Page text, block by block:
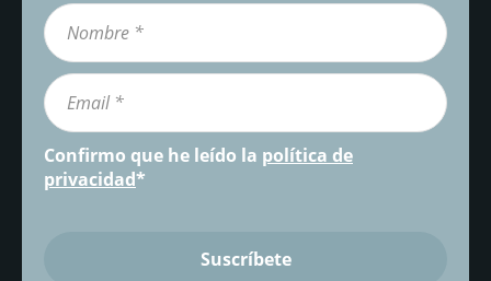
Confirmo que he leído la política de
privacidad*